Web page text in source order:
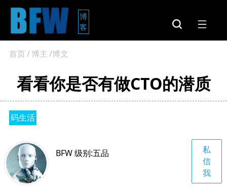
博
客
首页/博主/博文
看看你是否有做CTO的潜质
码生活
BFW 级别:五品
私
信
我